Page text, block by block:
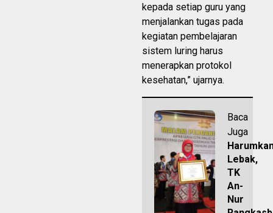
kepada setiap guru yang
menjalankan tugas pada
kegiatan pembelajaran
sistem luring harus
menerapkan protokol
kesehatan,” ujarnya.
Baca
Juga
Lebak,
TK
An-
Nur